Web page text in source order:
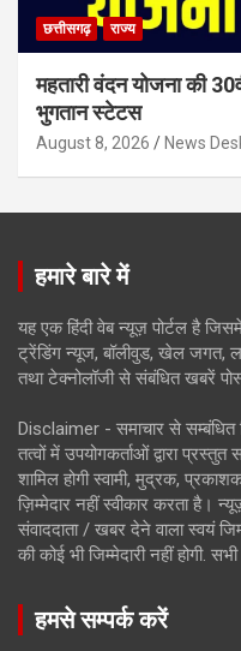
छत्तीसगढ़ राज्य
महतारी वंदन योजना की
भुगतान स्टेटस
August 8, 2026 News
हमारे बारे में
यह एक हिंदी वेब न्यूज़ पोर्टल है
ट्रेंडिंग न्यूज, बॉलीवुड, खेल जगत,
तथा टेक्नोलॉजी से संबंधित खबरें
Disclaimer - समाचार से
तत्वों में उपयोगकर्ताओं द्वारा
शामिल होगी स्वामी, मुद्रक,
ज़िम्मेदार नहीं स्वीकार करता है।
संवाददाता / खबर देने वाला स्वयं
की कोई भी जिम्मेदारी नहीं होगी. सभी
हमसे सम्पर्क करें